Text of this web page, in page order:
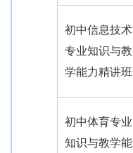
初中信息技术
专业知识与教
学能力精讲班
初中体育专业
知识与教学能